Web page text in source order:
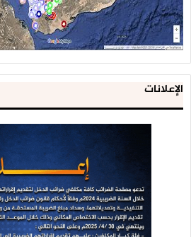
#الجوف
○استهداف تجمعات المنافقين في
بعدد من قذائف المدفعية
المنافقين في المهاشمة بمديرية خب
○إحراق مخزن أسلحة للمنافقين في
مواقعهم في جبهة صبرين بخب والشعف
في المكان
الإعلانات